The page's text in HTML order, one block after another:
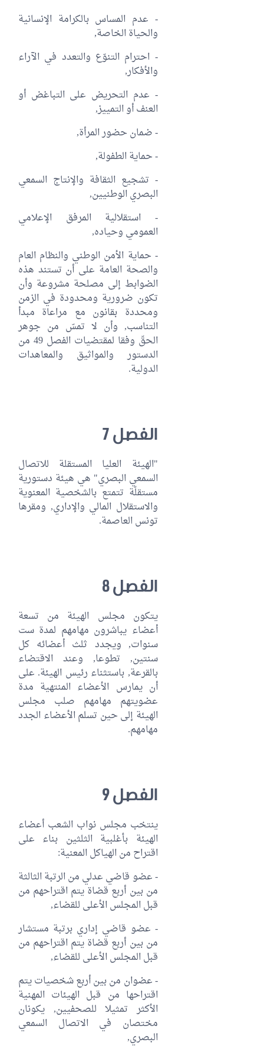
- عدم المساس بالكرامة الإنسانية
والحياة الخاصة,
- احترام التنوّع والتعدد في الآراء
والأفكار,
- عدم التحريض على التباغض أو
العنف أو التمييز,
- ضمان حضور المرأة,
- حماية الطفولة,
- تشجيع الثقافة والإنتاج السمعي
البصري الوطنيين,
- استقلالية المرفق الإعلامي
العمومي وحياده,
- حماية الأمن الوطني والنظام العام
والصحة العامة على أن تستند هذه
الضوابط إلى مصلحة مشروعة وأن
تكون ضرورية ومحدودة في الزمن
ومحددة بقانون مع مراعاة مبدأ
التناسب, وأن لا تمسّ من جوهر
الحقّ وفقا لمقتضيات الفصل 49 من
الدستور والمواثيق والمعاهدات
الدولية.
الفصل 7
"الهيئة العليا المستقلة للاتصال
السمعي البصري" هي هيئة دستورية
مستقلّة تتمتع بالشخصية المعنوية
والاستقلال المالي والإداري, ومقرها
تونس العاصمة.
الفصل 8
يتكون مجلس الهيئة من تسعة
أعضاء يباشرون مهامهم لمدة ست
سنوات, ويجدد ثلث أعضائه كل
سنتين, تطوعا, وعند الاقتضاء
بالقرعة, باستثناء رئيس الهيئة. على
أن يمارس الأعضاء المنتهية مدة
عضويتهم مهامهم صلب مجلس
الهيئة إلى حين تسلم الأعضاء الجدد
مهامهم.
الفصل 9
ينتخب مجلس نواب الشعب أعضاء
الهيئة بأغلبية الثلثين بناء على
اقتراح من الهياكل المعنية:
- عضو قاضي عدلي من الرتبة الثالثة
من بين أربع قضاة يتم اقتراحهم من
قبل المجلس الأعلى للقضاء,
- عضو قاضي إداري برتبة مستشار
من بين أربع قضاة يتم اقتراحهم من
قبل المجلس الأعلى للقضاء,
- عضوان من بين أربع شخصيات يتم
اقتراحها من قبل الهيئات المهنية
الأكثر تمثيلا للصحفيين, يكونان
مختصان في الاتصال السمعي
البصري,